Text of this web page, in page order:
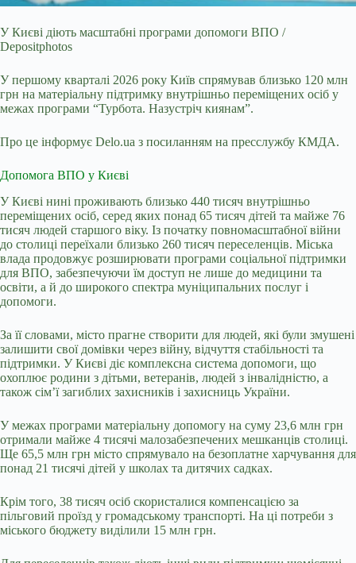
У Києві діють масштабні програми допомоги ВПО /
Depositphotos
У першому кварталі 2026 року Київ спрямував близько 120 млн
грн на матеріальну підтримку внутрішньо переміщених осіб у
межах програми “Турбота. Назустріч киянам”.
Про це інформує Delo.ua з посиланням на пресслужбу КМДА.
Допомога ВПО у Києві
У Києві нині проживають близько 440 тисяч внутрішньо
переміщених осіб, серед яких понад 65 тисяч дітей та майже 76
тисяч людей старшого віку. Із початку повномасштабної війни
до столиці переїхали близько 260 тисяч переселенців. Міська
влада продовжує розширювати програми соціальної підтримки
для ВПО, забезпечуючи їм доступ не лише до медицини та
освіти, а й до широкого спектра муніципальних послуг і
допомоги.
За її словами, місто прагне створити для людей, які були змушені
залишити свої домівки через війну, відчуття стабільності та
підтримки. У Києві діє комплексна система допомоги, що
охоплює родини з дітьми, ветеранів, людей з інвалідністю, а
також сім’ї загиблих захисників і захисниць України.
У межах програми матеріальну допомогу на суму 23,6 млн грн
отримали майже 4 тисячі малозабезпечених мешканців столиці.
Ще 65,5 млн грн місто спрямувало на безоплатне харчування для
понад 21 тисячі дітей у школах та дитячих садках.
Крім того, 38 тисяч осіб скористалися компенсацією за
пільговий проїзд у громадському транспорті. На ці потреби з
міського бюджету виділили 15 млн грн.